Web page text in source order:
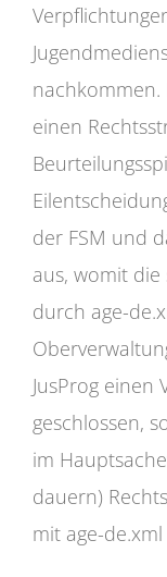
nachkommen.
einen
der FSM und
aus, womit die
durch age-
JusProg einen
geschlossen,
im
dauern)
mit age-